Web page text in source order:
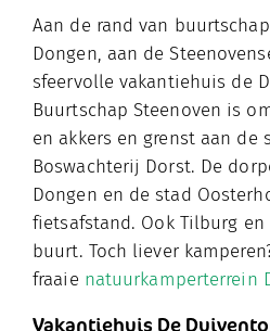
Aan de rand van
Dongen, aan de
sfeervolle vakantiehuis de
Buurtschap Steenoven is
en akkers en grenst aan de
Boswachterij Dorst. De
Dongen en de stad
fietsafstand. Ook Tilburg
buurt. Toch liever
fraaie natuurkamperterrein
Vakantiehuis De